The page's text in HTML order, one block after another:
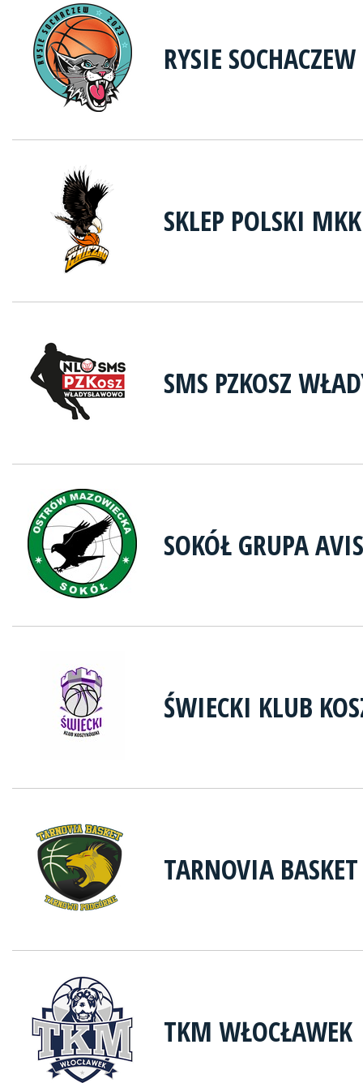
RYSIE SOCHACZEW
SKLEP POLSKI
SMS PZKOSZ
SOKÓŁ GRUPA
ŚWIECKI KLUB
TARNOVIA
TKM WŁOCŁAWEK